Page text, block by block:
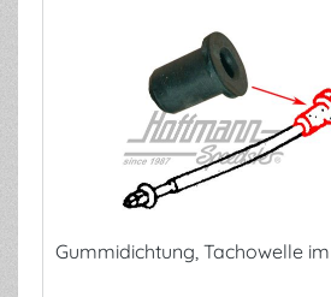
Gummidichtung, Tachowelle